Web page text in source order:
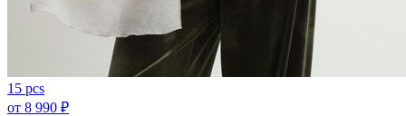
15 pcs
от 8 990 ₽